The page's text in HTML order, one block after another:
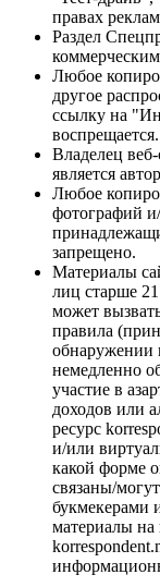
правах
Раздел
Любое
другое
ссылку на
воспрещается.
Владелец
является
Любое
фотографий
запрещено.
Материалы
лиц старше
может
правила
обнаружении
немедленно
участие в
доходов или
ресурс
и/или
какой форме
связаны/
букмекерами
материалы